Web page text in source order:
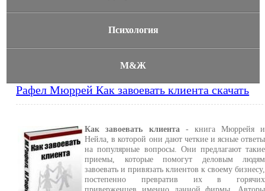
Психология
М&Ж
Рафел Мюррей Как завоевать клиента скачать
Как завоевать клиента - книга Мюррейя и
Нейла, в которой они дают четкие и ясные ответы
на популярные вопросы. Они предлагают такие
приемы, которые помогут деловым людям
завоевать и привязать клиентов к своему бизнесу,
постепенно превратив их в горячих